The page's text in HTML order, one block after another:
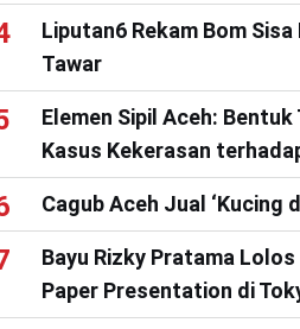
Liputan6 Rekam Bom Sisa
Tawar
Elemen Sipil Aceh:
Kasus Kekerasan
Cagub Aceh Jual ‘Kucing
Bayu Rizky Pratama
Paper Presentation di